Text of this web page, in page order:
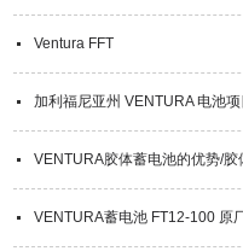
Ventura FFT
加利福尼亚州 VENTURA 电池
VENTURA胶体蓄电池的优势/
VENTURA蓄电池 FT12-100 原